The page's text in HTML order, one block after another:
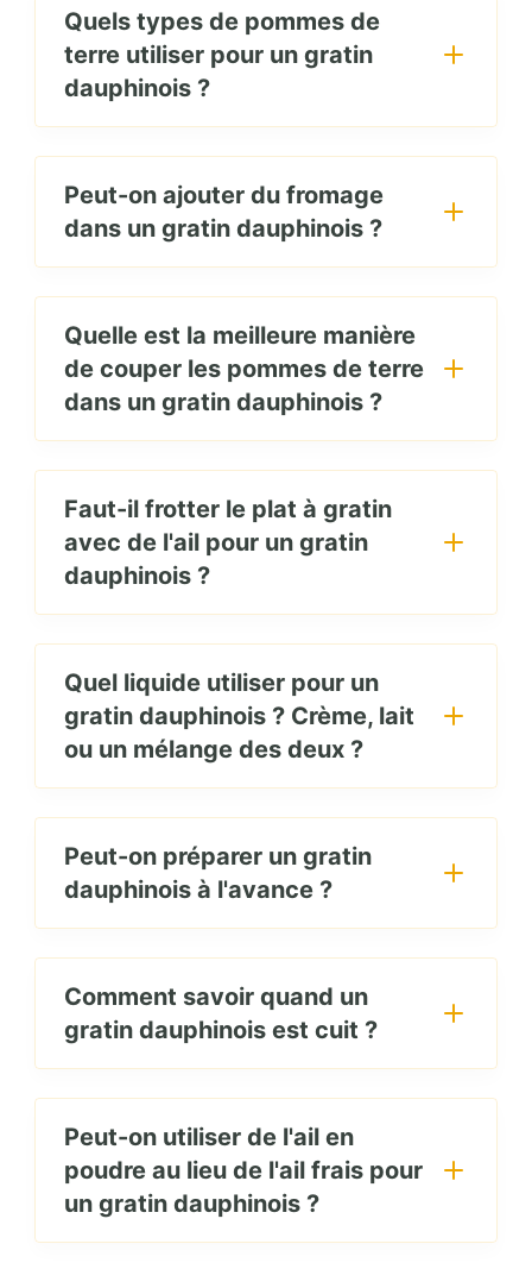
Quels types de pommes de
terre utiliser pour un gratin
dauphinois ?
Peut-on ajouter du fromage
dans un gratin dauphinois ?
Quelle est la meilleure manière
de couper les pommes de terre
dans un gratin dauphinois ?
Faut-il frotter le plat à gratin
avec de l'ail pour un gratin
dauphinois ?
Quel liquide utiliser pour un
gratin dauphinois ? Crème, lait
ou un mélange des deux ?
Peut-on préparer un gratin
dauphinois à l'avance ?
Comment savoir quand un
gratin dauphinois est cuit ?
Peut-on utiliser de l'ail en
poudre au lieu de l'ail frais pour
un gratin dauphinois ?